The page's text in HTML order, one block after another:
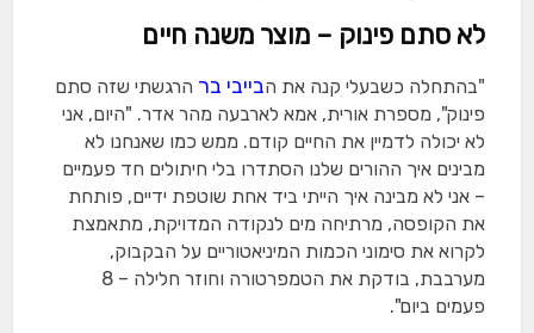
לא סתם פינוק – מוצר משנה חיים
"בהתחלה כשבעלי קנה את הבייבי בר הרגשתי שזה סתם
פינוק", מספרת אורית, אמא לארבעה מהר אדר. "היום, אני
לא יכולה לדמיין את החיים קודם. ממש כמו שאנחנו לא
מבינים איך ההורים שלנו הסתדרו בלי חיתולים חד פעמיים
– אני לא מבינה איך הייתי ביד אחת שוטפת ידיים, פותחת
את הקופסה, מרתיחה מים לנקודה המדויקת, מתאמצת
לקרוא את סימוני הכמות המיניאטוריים על הבקבוק,
מערבבת, בודקת את הטמפרטורה וחוזר חלילה – 8
פעמים ביום".